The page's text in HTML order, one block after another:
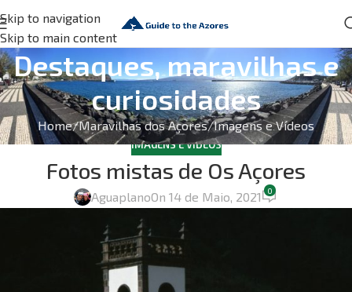
Skip to navigation
Skip to main content
Destaques, maravilhas e
curiosidades
Home Maravilhas dos Açores Imagens e Vídeos
IMAGENS E VÍDEOS
Fotos mistas de Os Açores
AguaplanoOn 14 de Maio, 2021 0